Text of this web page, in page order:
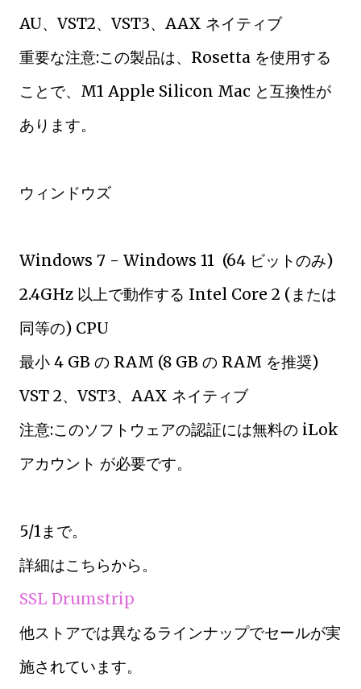
AU、VST2、VST3、AAX ネイティブ
重要な注意:この製品は、Rosetta を使用する
ことで、M1 Apple Silicon Mac と互換性が
あります。
ウィンドウズ
Windows 7 - Windows 11 (64 ビットのみ)
2.4GHz 以上で動作する Intel Core 2 (または
同等の) CPU
最小 4 GB の RAM (8 GB の RAM を推奨)
VST 2、VST3、AAX ネイティブ
注意:このソフトウェアの認証には無料の iLok
アカウント が必要です。
5/1まで。
詳細はこちらから。
SSL Drumstrip
他ストアでは異なるラインナップでセールが実
施されています。